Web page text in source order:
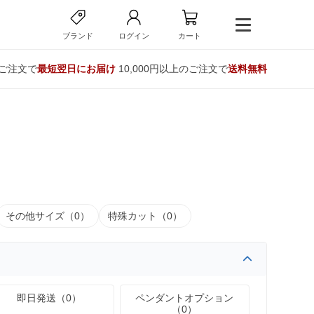
ブランド ログイン カート
注文で最短翌日にお届け10,000円以上のご注文で送料無料
その他サイズ（0） 特殊カット（0）
即日発送（0）
ペンダントオプション
（0）